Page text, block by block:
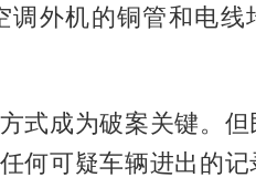
外机的铜管和电线
式成为破案关键。但
何可疑车辆进出的